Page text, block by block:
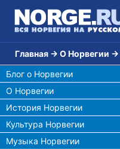
Главная → О Норвегии →
Блог о Норвегии
О Норвегии
История Норвегии
Культура Норвегии
Музыка Норвегии